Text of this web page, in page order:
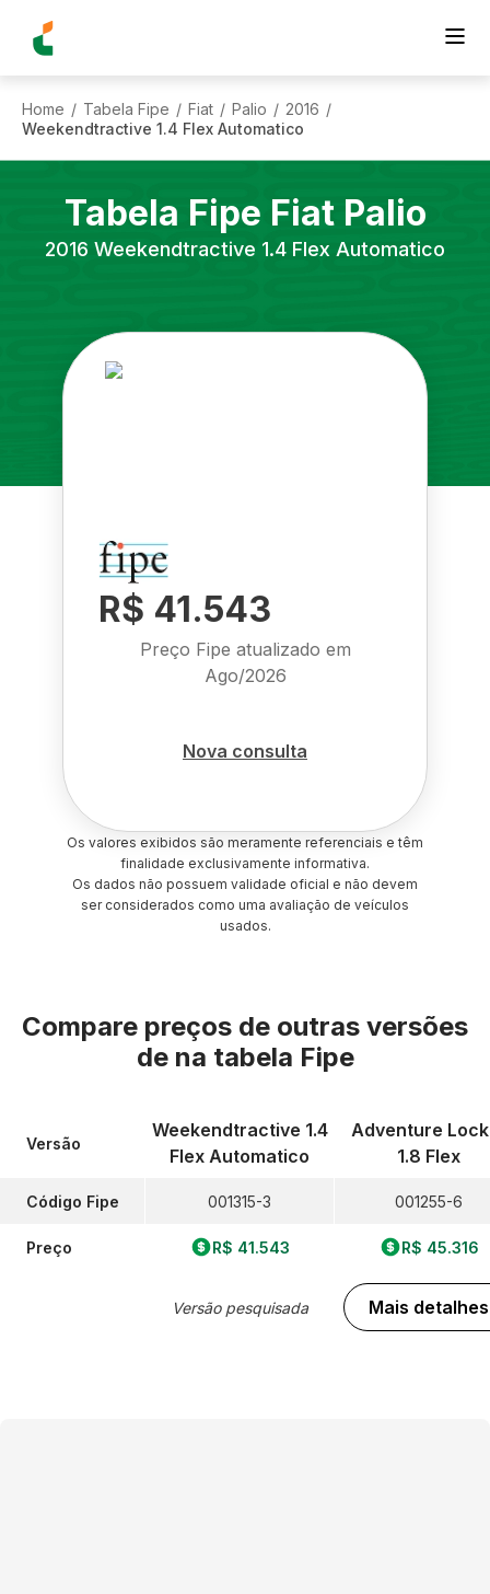
Home / Tabela Fipe / Fiat / Palio / 2016 /
Weekendtractive 1.4 Flex Automatico
Tabela Fipe Fiat Palio
2016 Weekendtractive 1.4 Flex Automatico
R$ 41.543
Preço Fipe atualizado em
Ago/2026
Nova consulta
Os valores exibidos são meramente referenciais e têm
finalidade exclusivamente informativa.
Os dados não possuem validade oficial e não devem
ser considerados como uma avaliação de veículos
usados.
Compare preços de outras versões
de na tabela Fipe
Versão
Código Fipe
Preço
Weekendtractive 1.4
Flex Automatico
001315-3
R$ 41.543
Versão pesquisada
Adventure
1.8 Flex
001255-6
R$ 45.316
Mais detalhes